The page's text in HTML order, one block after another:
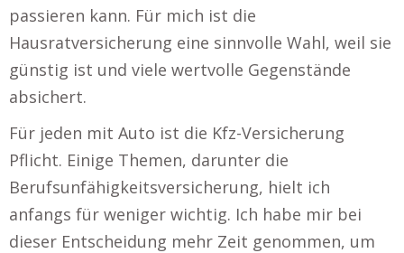
passieren kann. Für mich ist die
Hausratversicherung eine sinnvolle Wahl, weil sie
günstig ist und viele wertvolle Gegenstände
absichert.
Für jeden mit Auto ist die Kfz-Versicherung
Pflicht. Einige Themen, darunter die
Berufsunfähigkeitsversicherung, hielt ich
anfangs für weniger wichtig. Ich habe mir bei
dieser Entscheidung mehr Zeit genommen, um